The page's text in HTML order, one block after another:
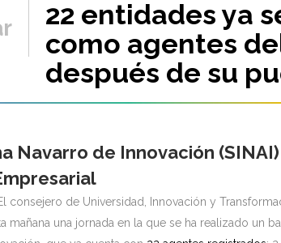
22 entidades ya
como agentes
después de su
Navarro de Innovación
consejero de Universidad, Innovación y
mañana una jornada en la que se ha realizado un